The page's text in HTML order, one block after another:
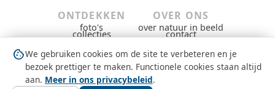
cookieWe gebruiken cookies om de site te verbeteren en je
bezoek prettiger te maken. Functionele cookies staan altijd
aan. Meer in ons privacybeleid.
ONTDEKKEN
foto's
collecties
gebieden & groepen
dieren
nieuws
OVER ONS
over natuur in beeld
contact
privacybeleid
gebruiksvoorwaarden
copyright
MEEDOEN
gratis aanmelden
inloggen